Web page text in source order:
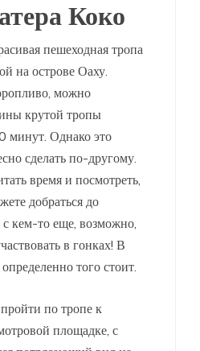
Коко
пешеходная тропа
на острове Оаху.
можно
крутой тропы
минут. Однако это
сделать по-другому.
время и посмотреть,
добраться до
кем-то еще, возможно,
в гонках! В
того стоит.
по тропе к
площадке, с